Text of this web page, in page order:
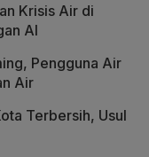
Krisis Air di
AI
Pengguna Air
Air
Terbersih, Usul